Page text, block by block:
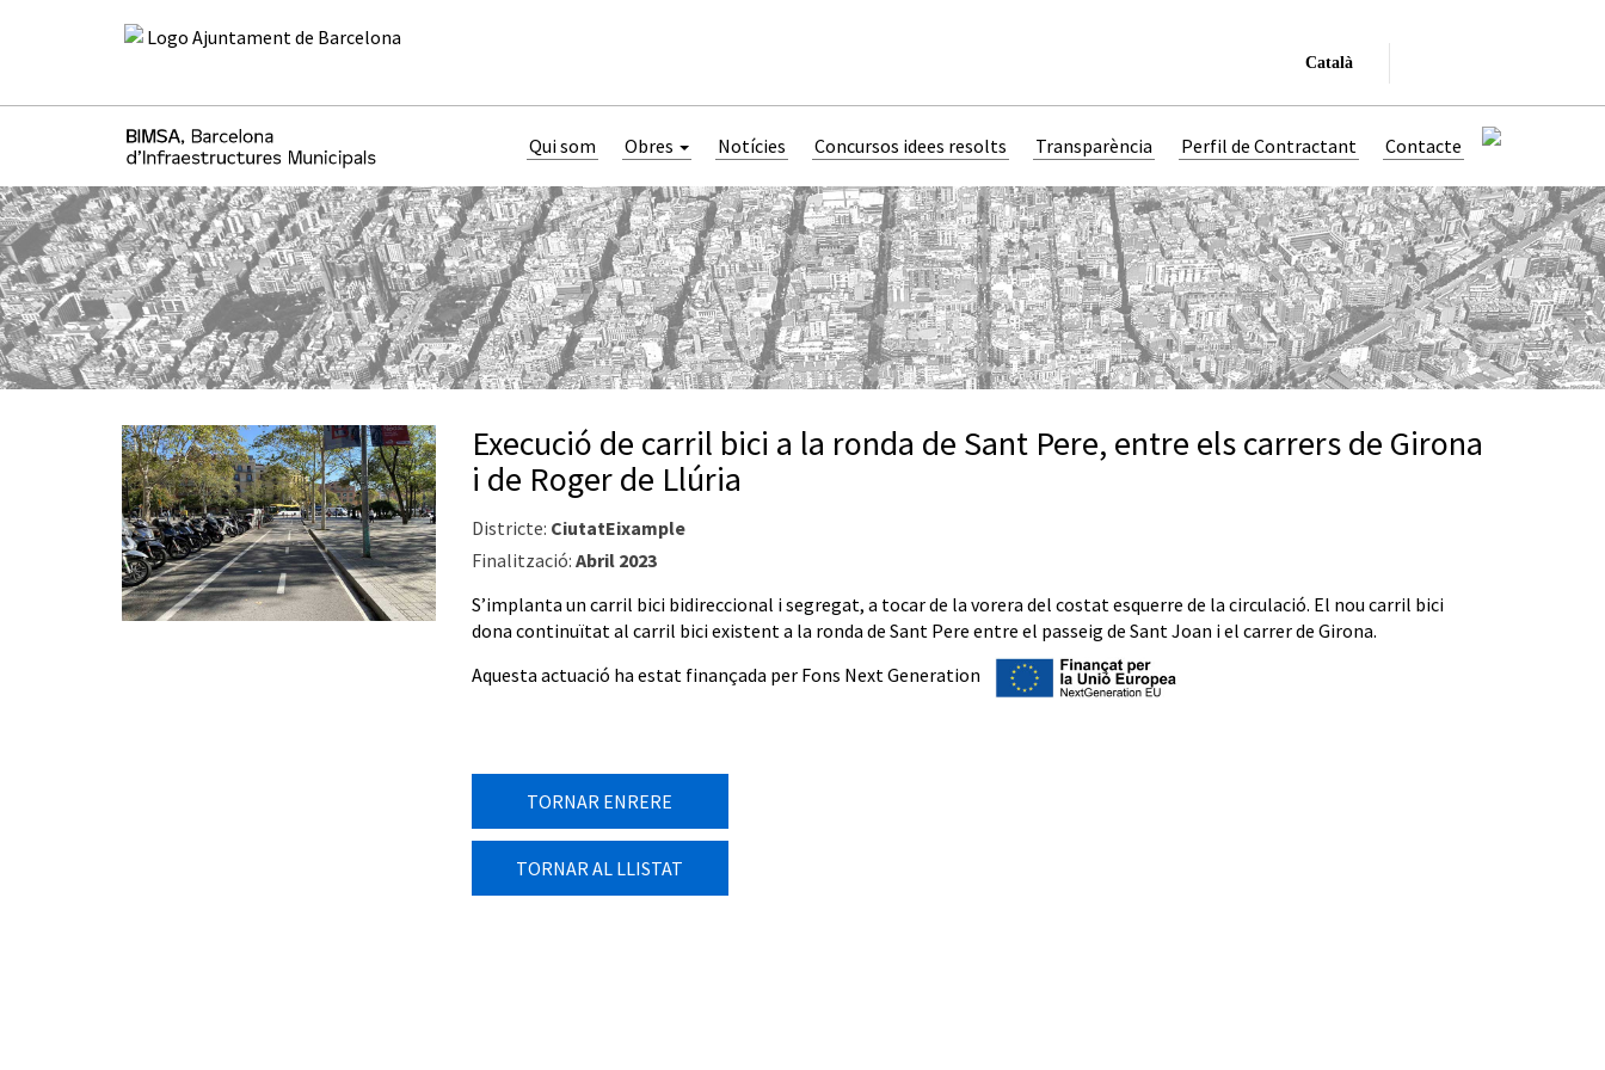
Català
Qui som Obres Notícies Concursos idees resolts Transparència Perfil de Contractant Contacte
Execució de carril bici a la ronda de Sant Pere, entre els carrers de Girona
i de Roger de Llúria
Districte: CiutatEixample
Finalització: Abril 2023
S’implanta un carril bici bidireccional i segregat, a tocar de la vorera del costat esquerre de la circulació. El nou carril bici
dona continuïtat al carril bici existent a la ronda de Sant Pere entre el passeig de Sant Joan i el carrer de Girona.
Aquesta actuació ha estat finançada per Fons Next Generation
TORNAR ENRERE
TORNAR AL LLISTAT